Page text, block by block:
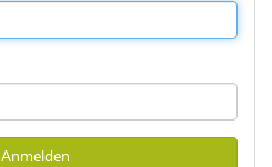
Anmelden